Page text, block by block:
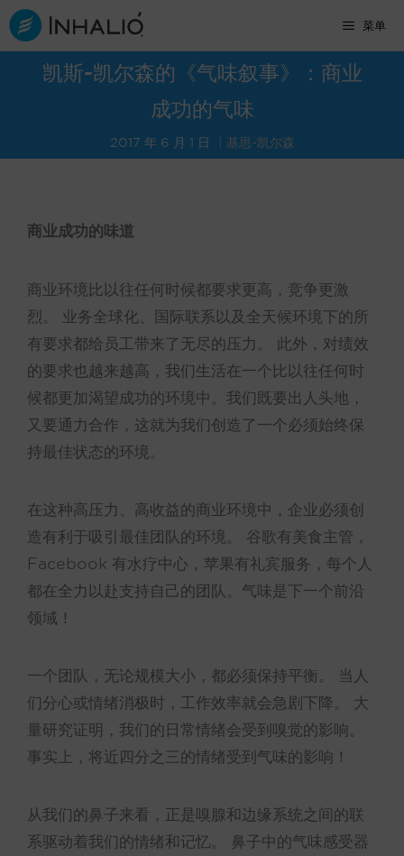
跳
至
菜单
凯斯-凯尔森的《气味叙事》：商业
成功的气味
2017 年 6 月 1 日 基思-凯尔森
商业成功的味道
商业环境比以往任何时候都要求更高，竞争更激
烈。 业务全球化、国际联系以及全天候环境下的所
有要求都给员工带来了无尽的压力。 此外，对绩效
的要求也越来越高，我们生活在一个比以往任何时
候都更加渴望成功的环境中。我们既要出人头地，
又要通力合作，这就为我们创造了一个必须始终保
持最佳状态的环境。
在这种高压力、高收益的商业环境中，企业必须创
造有利于吸引最佳团队的环境。 谷歌有美食主管，
Facebook 有水疗中心，苹果有礼宾服务，每个人
都在全力以赴支持自己的团队。气味是下一个前沿
领域！
一个团队，无论规模大小，都必须保持平衡。 当人
们分心或情绪消极时，工作效率就会急剧下降。 大
量研究证明，我们的日常情绪会受到嗅觉的影响。
事实上，将近四分之三的情绪受到气味的影响！
从我们的鼻子来看，正是嗅腺和边缘系统之间的联
系驱动着我们的情绪和记忆。 鼻子中的气味感受器